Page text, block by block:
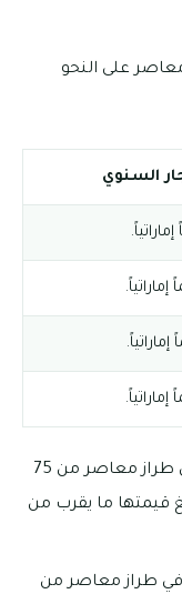
على النحو
السنوي
تبدأ أسعار إيجارات الفلل الغرفتين في طراز معاصر من 75
قيمتها ما يقرب من
في طراز معاصر من